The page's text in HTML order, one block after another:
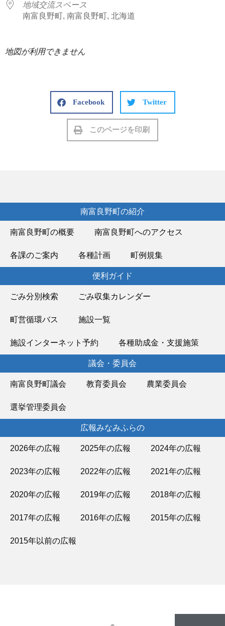
地域交流スペース
南富良野町, 南富良野町, 北海道
地図が利用できません
Facebook Twitter
このページを印刷
南富良野町の紹介
南富良野町の概要 南富良野町へのアクセス
各課のご案内 各種計画 町例規集
便利ガイド
ごみ分別検索 ごみ収集カレンダー
町営循環バス 施設一覧
施設インターネット予約 各種助成金・支援施策
議会・委員会
南富良野町議会 教育委員会 農業委員会
選挙管理委員会
広報みなみふらの
2026年の広報 2025年の広報 2024年の広報
2023年の広報 2022年の広報 2021年の広報
2020年の広報 2019年の広報 2018年の広報
2017年の広報 2016年の広報 2015年の広報
2015年以前の広報